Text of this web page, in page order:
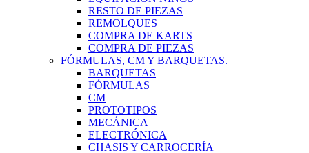
RESTO DE PIEZAS
REMOLQUES
COMPRA DE KARTS
COMPRA DE PIEZAS
FÓRMULAS, CM Y BARQUETAS.
BARQUETAS
FÓRMULAS
CM
PROTOTIPOS
MECÁNICA
ELECTRÓNICA
CHASIS Y CARROCERÍA